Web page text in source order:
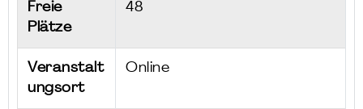
Freie
Plätze
48
Veranstalt
ungsort
Online